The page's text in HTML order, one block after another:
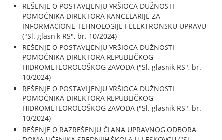
REŠENJE O POSTAVLJENJU VRŠIOCA DUŽNOSTI
POMOĆNIKA DIREKTORA KANCELARIJE ZA
INFORMACIONE TEHNOLOGIJE I ELEKTRONSKU UPRAVU
("Sl. glasnik RS", br. 10/2024)
REŠENJE O POSTAVLJENJU VRŠIOCA DUŽNOSTI
POMOĆNIKA DIREKTORA REPUBLIČKOG
HIDROMETEOROLOŠKOG ZAVODA ("Sl. glasnik RS", br.
10/2024)
REŠENJE O POSTAVLJENJU VRŠIOCA DUŽNOSTI
POMOĆNIKA DIREKTORA REPUBLIČKOG
HIDROMETEOROLOŠKOG ZAVODA ("Sl. glasnik RS", br.
10/2024)
REŠENJE O RAZREŠENJU ČLANA UPRAVNOG ODBORA